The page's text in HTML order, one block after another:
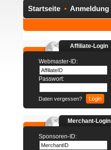
Startseite • Anmeldung
Affiliate-Login
Webmaster-ID:
Passwort:
Daten vergessen?
Merchant-Login
Sponsoren-ID: